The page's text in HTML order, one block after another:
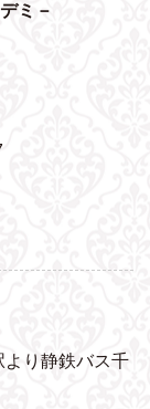
ミ－
より静鉄バス千